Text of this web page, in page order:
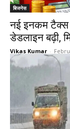
बिजनेस
नई इनकम टैक्स
डेडलाइन बढ़ी,
Vikas Kumar -